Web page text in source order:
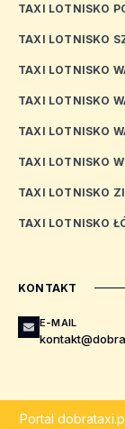
TAXI LOTNISKO
TAXI LOTNISKO
TAXI LOTNISKO
TAXI LOTNISKO
TAXI LOTNISKO
TAXI LOTNISKO
TAXI LOTNISKO
TAXI LOTNISKO
KONTAKT
E-MAIL
Portal